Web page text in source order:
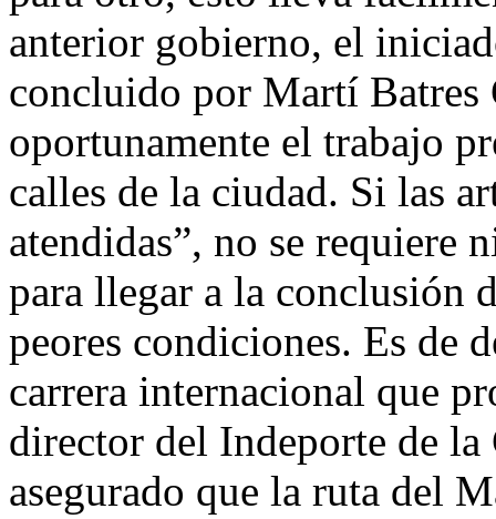
anterior gobierno, el
concluido por Martí Batres
oportunamente el trabajo
calles de la ciudad. Si las
atendidas”, no se requiere
para llegar a la conclusión
peores condiciones. Es de
carrera internacional que
director del Indeporte de
asegurado que la ruta del